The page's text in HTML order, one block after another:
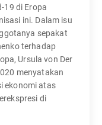
19 di Eropa
ini. Dalam isu
sepakat
terhadap
Ursula von Der
menyatakan
ekonomi atas
di